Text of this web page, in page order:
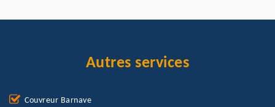
Autres services
Couvreur Barnave